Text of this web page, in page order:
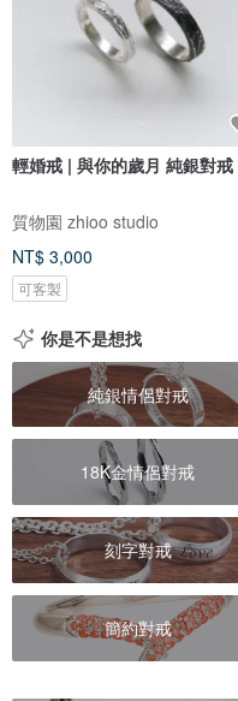
輕婚戒 | 與你的歲月 純銀對戒
質物園 zhioo studio
NT$ 3,000
可客製
你是不是想找
純銀情侶對戒
18K金情侶對戒
刻字對戒
簡約對戒